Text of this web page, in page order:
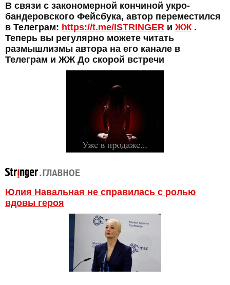
В связи с закономерной кончиной укро-
бандеровского Фейсбука, автор переместился
в Телеграм: https://t.me/ISTRINGER и ЖЖ.
Теперь вы регулярно можете читать
размышлизмы автора на его канале в
Телеграм и ЖЖ До скорой встречи
Юлия Навальная не справилась с ролью
вдовы героя